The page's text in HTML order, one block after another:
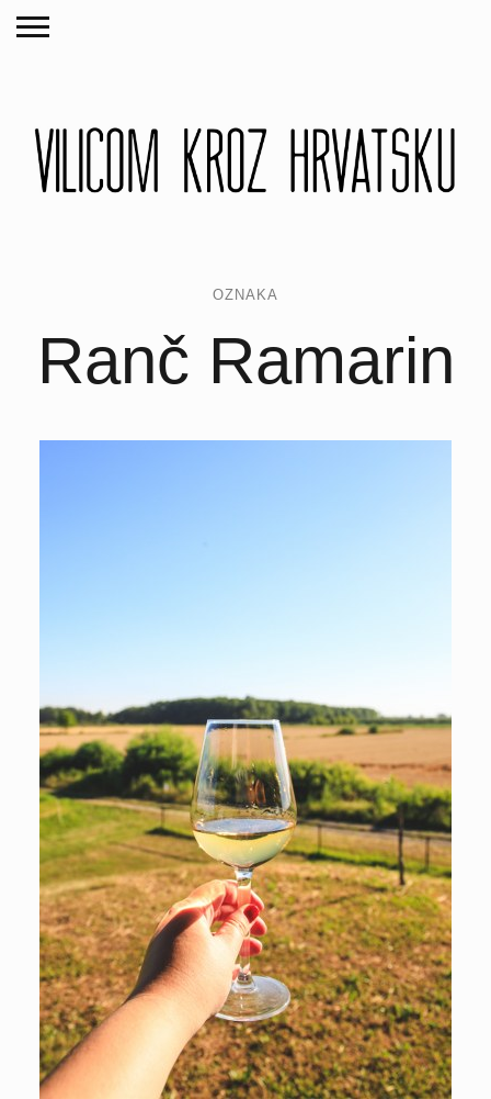
OZNAKA
Ranč Ramarin